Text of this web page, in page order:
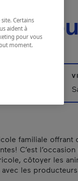
familiale offrant
C’est
côtoyer les
avec les
Certains
aident à
pour vous
moment.